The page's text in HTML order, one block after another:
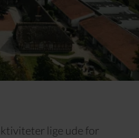
lige ude for